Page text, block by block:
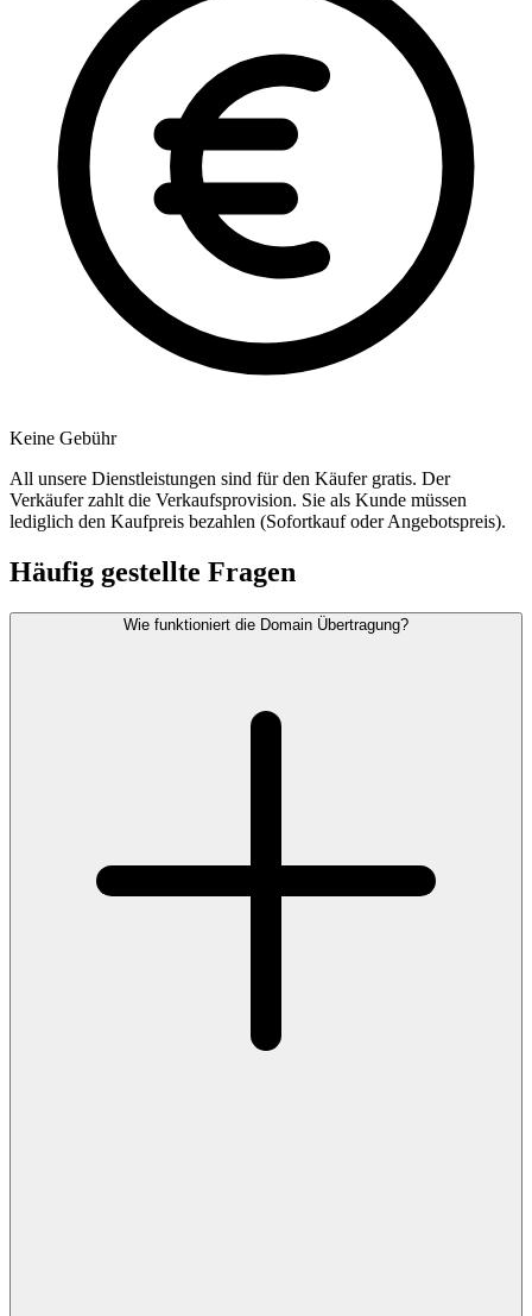
Keine Gebühr
All unsere Dienstleistungen sind für den Käufer gratis. Der
Verkäufer zahlt die Verkaufsprovision. Sie als Kunde müssen
lediglich den Kaufpreis bezahlen (Sofortkauf oder Angebotspreis).
Häufig gestellte Fragen
Wie funktioniert die Domain Übertragung?